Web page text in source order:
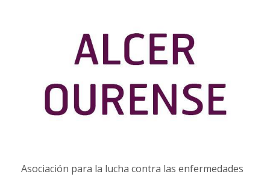
Asociación para la lucha contra las enfermedades